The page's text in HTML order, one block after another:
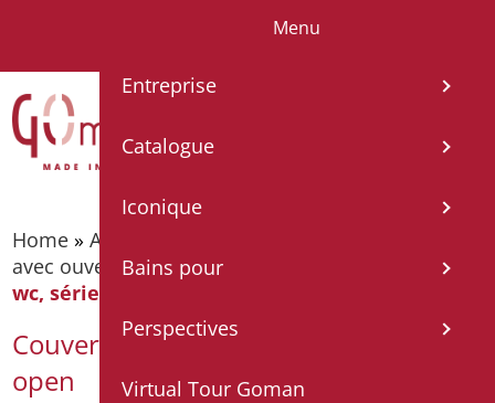
IT EN
Home »Accessoires pour cuvette
avec ouverture»Couvercle-abattant couvrant
wc, série open
Couvercle-abattant couvrant wc, série
open
Menu
Entreprise
Catalogue
Iconique
Bains pour
Perspectives
Virtual Tour Goman